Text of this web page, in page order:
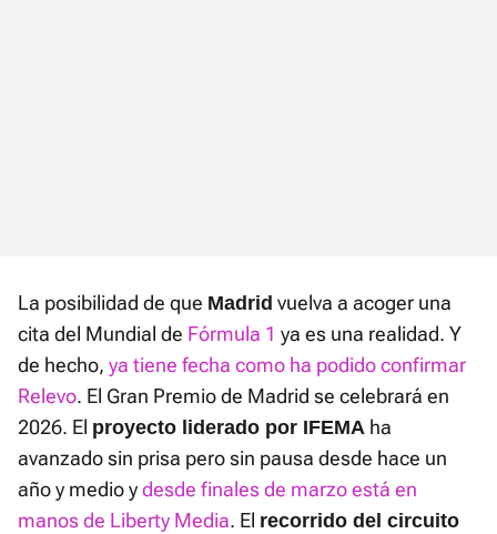
La posibilidad de que Madrid vuelva a acoger una
cita del Mundial de Fórmula 1 ya es una realidad. Y
de hecho, ya tiene fecha como ha podido confirmar
Relevo. El Gran Premio de Madrid se celebrará en
2026. El proyecto liderado por IFEMA ha
avanzado sin prisa pero sin pausa desde hace un
año y medio ydesde finales de marzo está en
manos de Liberty Media. El recorrido del circuito